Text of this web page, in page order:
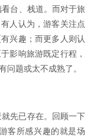
台、栈道。而对于旅
人认为，游客关注点
兴趣；而更多人则认
影响旅游既定行程，
问题或太不成熟了。
先已存在。回顾一下
客所感兴趣的就是场